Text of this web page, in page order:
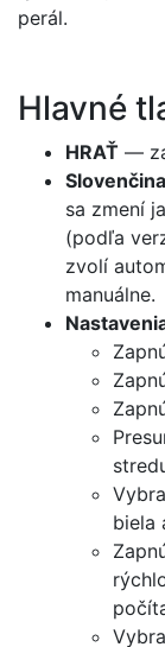
perál.
Hlavné
HRAŤ —
Slovenčina
sa zmení
(podľa
zvolí
manuálne.
biela